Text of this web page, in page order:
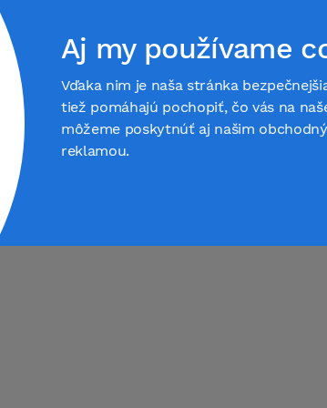
Aj my používame
Vďaka nim je naša stránka
tiež pomáhajú pochopiť, čo vás na
môžeme poskytnúť aj našim
reklamou.